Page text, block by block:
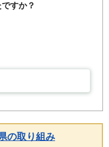
すか？
の取り組み